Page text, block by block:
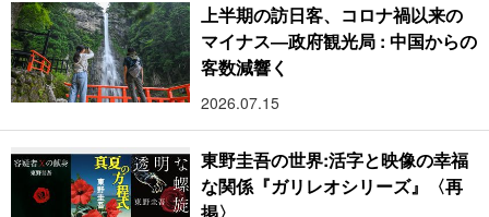
上半期の訪日客、コロナ禍以来の
マイナス―政府観光局 : 中国からの
客数減響く
2026.07.15
東野圭吾の世界:活字と映像の幸福
な関係『ガリレオシリーズ』〈再
掲〉